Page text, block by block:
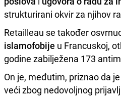
strukturirani okvir za njihov
Retailleau se također
islamofobije u Francuskoj,
godine zabilježena 173
On je, međutim, priznao da
veći zbog nedovoljnog